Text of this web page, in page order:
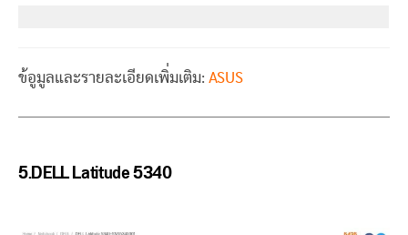
ข้อูมูลและรายละเอียดเพิ่มเติม: ASUS
5.DELL Latitude 5340